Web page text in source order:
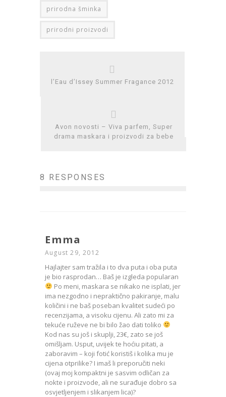
prirodna šminka
prirodni proizvodi
l’Eau d’Issey Summer Fragance 2012
Avon novosti – Viva parfem, Super
drama maskara i proizvodi za bebe
8 RESPONSES
Emma
August 29, 2012
Hajlajter sam tražila i to dva puta i oba puta
je bio rasprodan… Baš je izgleda popularan
Po meni, maskara se nikako ne isplati, jer
ima nezgodno i nepraktično pakiranje, malu
količini i ne baš poseban kvalitet sudeći po
recenzijama, a visoku cijenu. Ali zato mi za
tekuće ruževe ne bi bilo žao dati toliko
Kod nas su još i skuplji, 23€, zato se još
omišljam. Usput, uvijek te hoćiu pitati, a
zaboravim – koji fotić koristiš i kolika mu je
cijena otprilike? I imaš li preporučiti neki
(ovaj moj kompaktni je sasvim odličan za
nokte i proizvode, ali ne surađuje dobro sa
osvjetljenjem i slikanjem lica)?